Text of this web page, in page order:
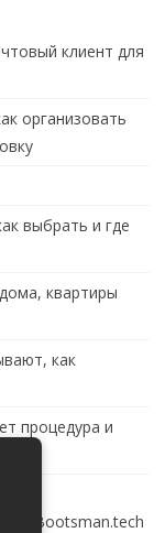
клиент для
организовать
выбрать и где
квартиры
как
процедура и
Bootsman.tech